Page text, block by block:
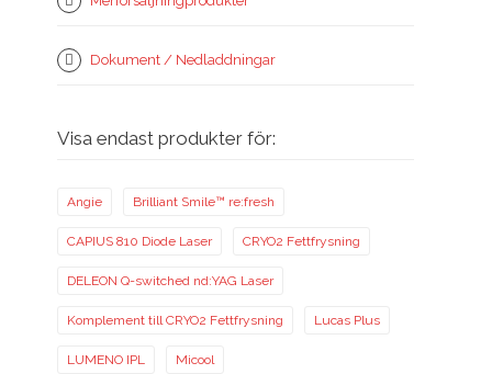
Dokument / Nedladdningar
Visa endast produkter för:
Angie Brilliant Smile™ re:fresh
CAPIUS 810 Diode Laser CRYO2 Fettfrysning
DELEON Q-switched nd:YAG Laser
Komplement till CRYO2 Fettfrysning Lucas Plus
LUMENO IPL Micool